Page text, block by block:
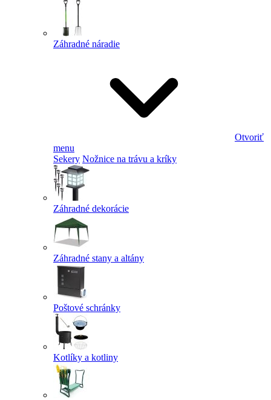
Záhradné náradie
Otvoriť
menu
Sekery Nožnice na trávu a kríky
Záhradné dekorácie
Záhradné stany a altány
Poštové schránky
Kotlíky a kotliny